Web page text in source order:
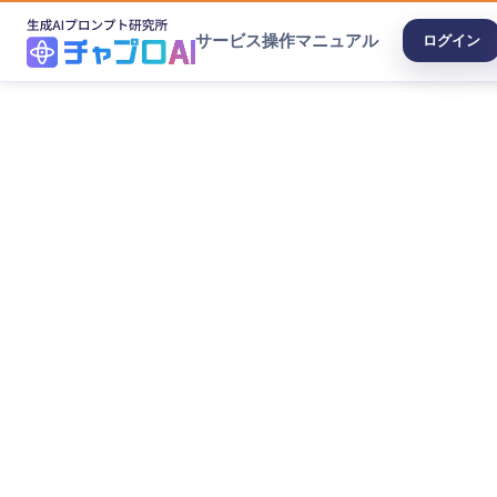
サービス操作マニュアル ログイン